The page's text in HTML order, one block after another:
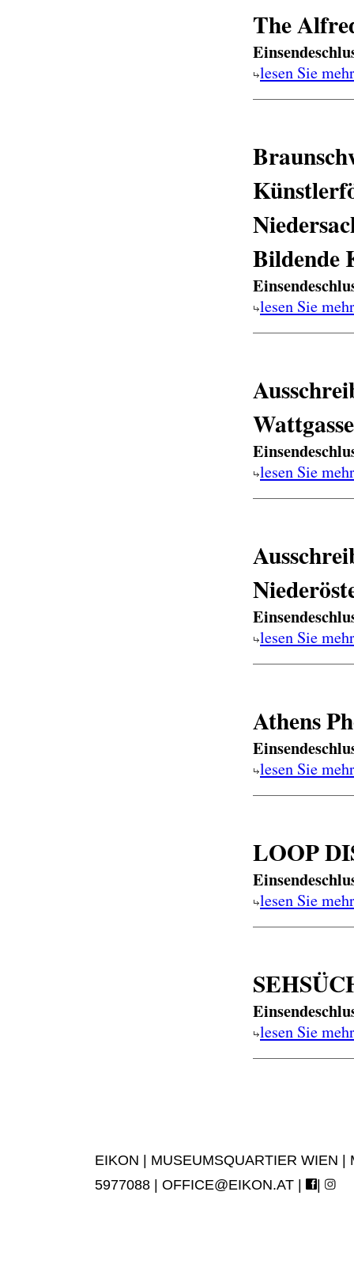
The
lesen Sie mehr
Bildende
lesen Sie mehr
lesen Sie mehr
lesen Sie mehr
Athens
lesen Sie mehr
LOOP
lesen Sie mehr
lesen Sie mehr
EIKON | MUSEUMSQUARTIER WIEN
5977088 | OFFICE@EIKON.AT | |